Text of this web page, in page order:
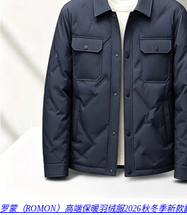
罗蒙（ROMON）高端保暖羽绒服2026秋冬季新